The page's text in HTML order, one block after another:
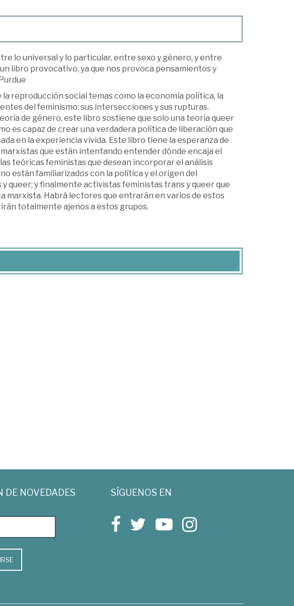
lo universal y lo particular, entre sexo y género, y entre
libro provocativo, ya que nos provoca pensamientos y
reproducción social temas como la economía política, la
del feminismo: sus intersecciones y sus rupturas.
de género, este libro sostiene que solo una teoría queer
es capaz de crear una verdadera política de liberación que
en la experiencia vivida. Este libro tiene la esperanza de
que están intentando entender dónde encaja el
teóricas feministas que desean incorporar el análisis
están familiarizados con la política y el origen del
queer; y finalmente activistas feministas trans y queer que
marxista. Habrá lectores que entrarán en varios de estos
totalmente ajenos a estos grupos.
DE NOVEDADES SÍGUENOS EN